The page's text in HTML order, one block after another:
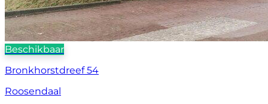
Beschikbaar
Bronkhorstdreef 54
Roosendaal